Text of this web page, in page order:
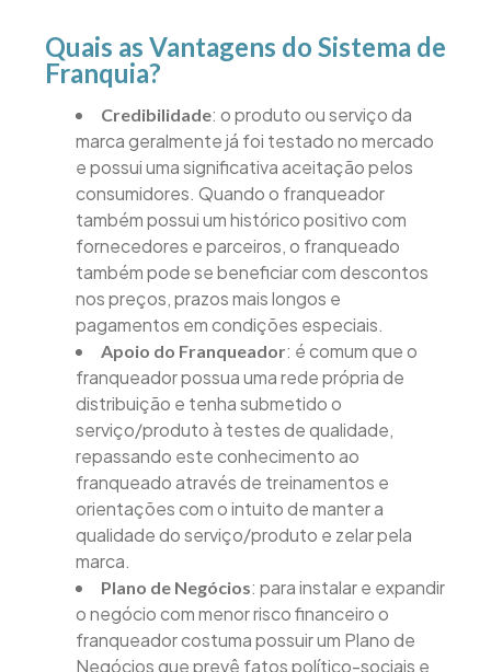
Quais as Vantagens do Sistema de
Franquia?
Credibilidade: o produto ou serviço da
marca geralmente já foi testado no mercado
e possui uma significativa aceitação pelos
consumidores. Quando o franqueador
também possui um histórico positivo com
fornecedores e parceiros, o franqueado
também pode se beneficiar com descontos
nos preços, prazos mais longos e
pagamentos em condições especiais.
Apoio do Franqueador: é comum que o
franqueador possua uma rede própria de
distribuição e tenha submetido o
serviço/produto à testes de qualidade,
repassando este conhecimento ao
franqueado através de treinamentos e
orientações com o intuito de manter a
qualidade do serviço/produto e zelar pela
marca.
Plano de Negócios: para instalar e expandir
o negócio com menor risco financeiro o
franqueador costuma possuir um Plano de
Negócios que prevê fatos político-sociais e